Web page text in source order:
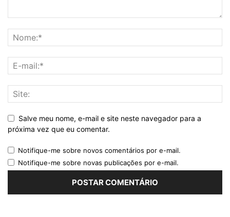
Salve meu nome, e-mail e site neste navegador para a
próxima vez que eu comentar.
Notifique-me sobre novos comentários por e-mail.
Notifique-me sobre novas publicações por e-mail.